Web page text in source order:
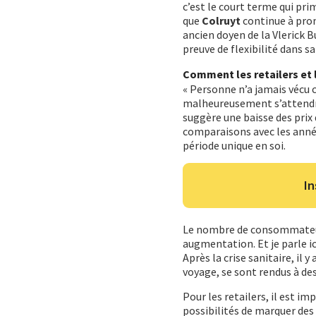
c’est le court terme qui
que Colruyt continue à
ancien doyen de la Vlerick
preuve de flexibilité dans
Comment les retailers et
« Personne n’a jamais
malheureusement
suggère une baisse des
comparaisons avec les
période unique en soi.
Le nombre de
augmentation. Et je parle
Après la crise sanitaire, il
voyage, se sont rendus à
Pour les retailers, il est
possibilités de marquer